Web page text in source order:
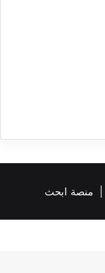
منصة ابحث